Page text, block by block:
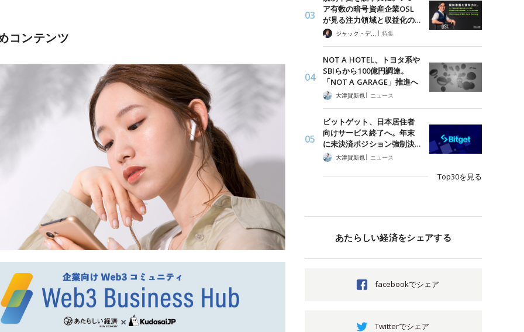
コンテンツ
ア有数の暗号資産企業OSL
が見る注力領域と収益化の…
ジャック・デロン（Jack Derong） | 特集
NOT A HOTEL、トヨタ系や
SBIらから100億円調達。
「NOT A GARAGE」推進へ
大津賀新也| ニュース
ビットゲット、日本居住者
向けサービス終了へ。年末
に未決済ポジション強制決…
大津賀新也| ニュース
Top30を見る
あたらしい経済をシェアする
facebookでシェア
Twitterでシェア